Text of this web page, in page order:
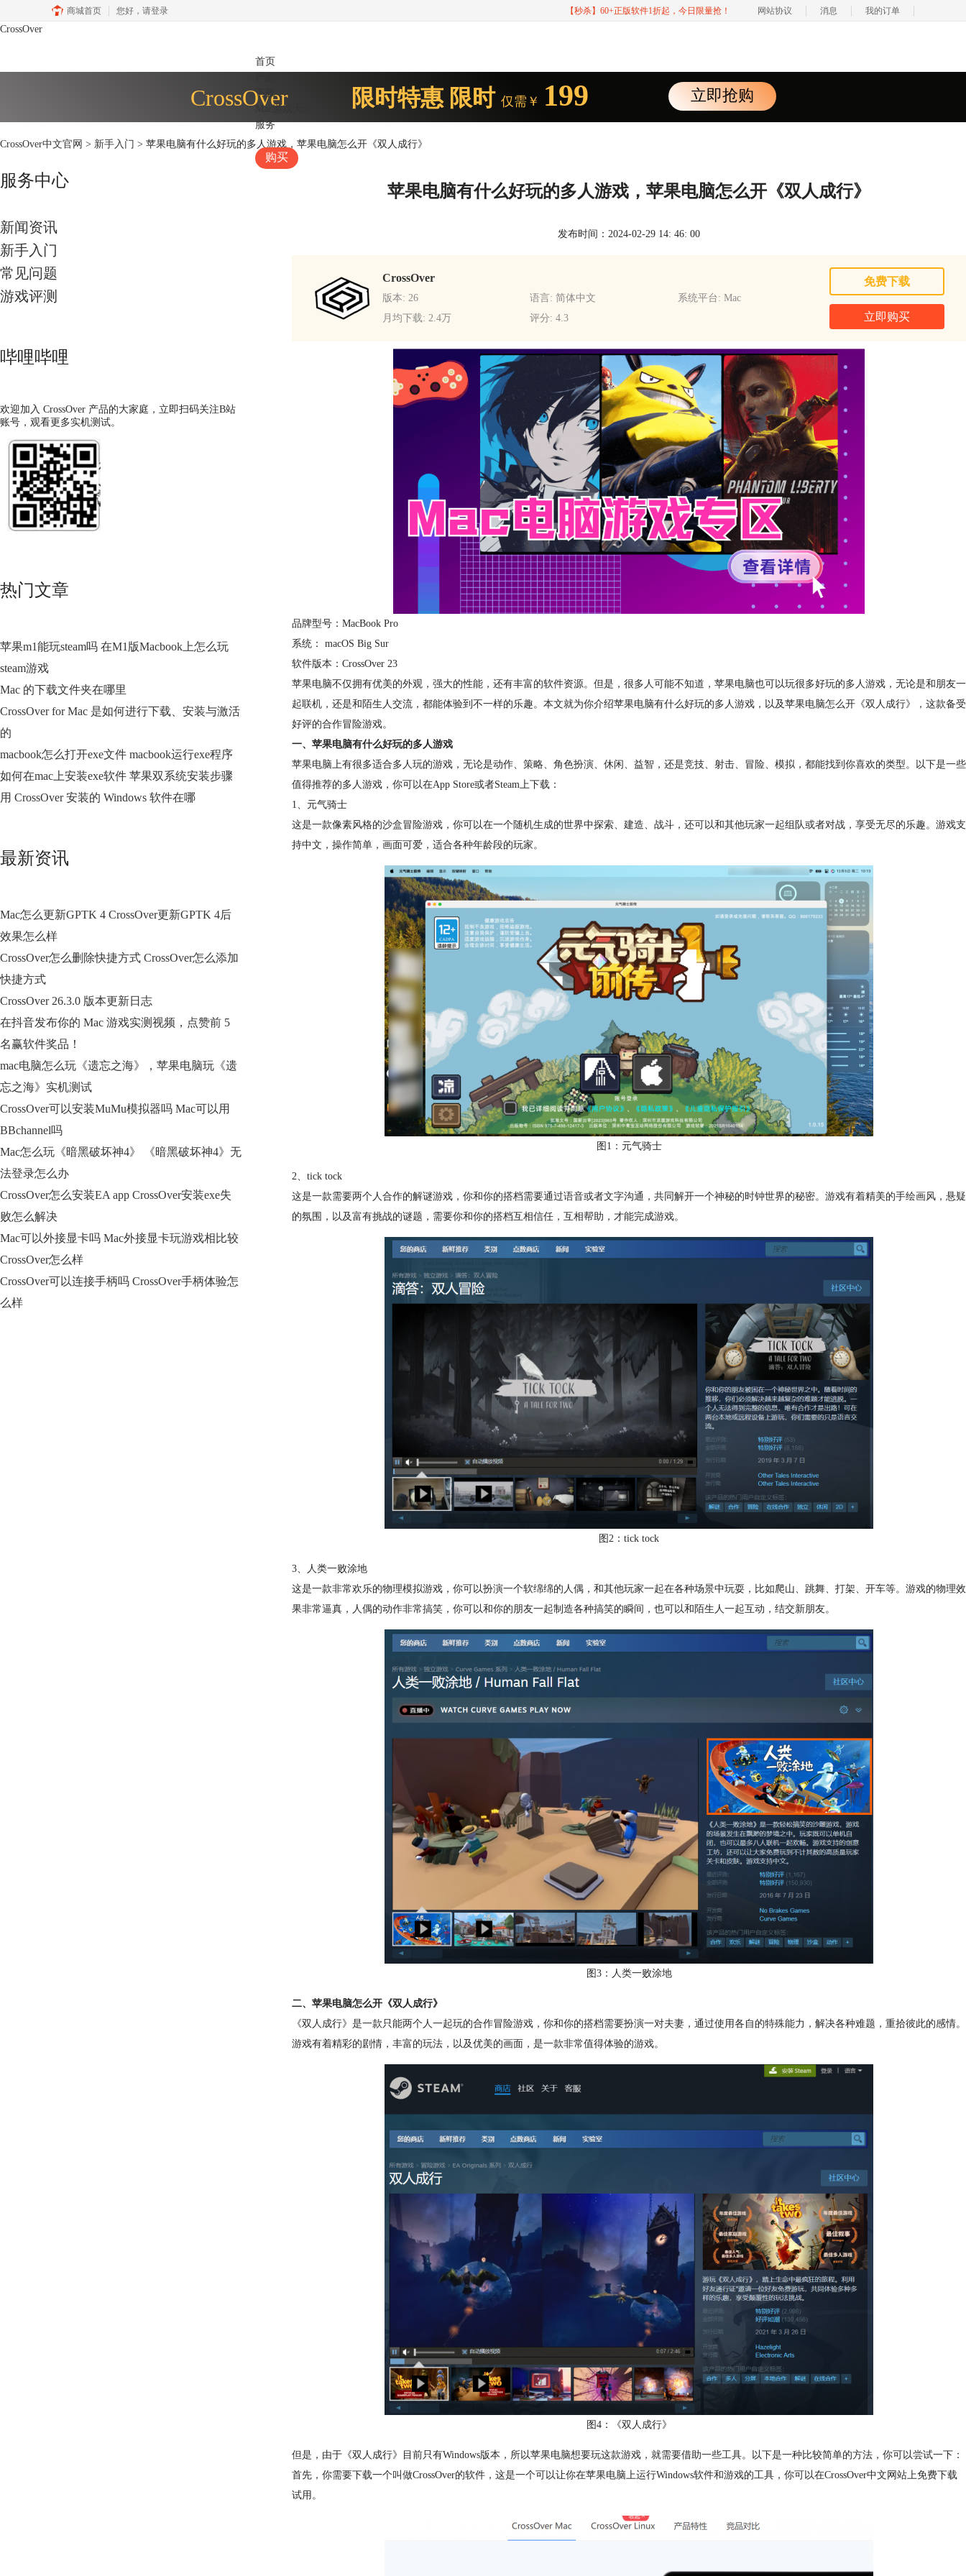
商城首页 您好， 请登录 【秒杀】60+正版软件1折起，今日限量抢！ 网站协议 消息 我的订单
CrossOver
首页
下载
Mac游戏大全
服务
购买
CrossOver 限时特惠 限时 仅需￥ 199 立即抢购
CrossOver中文官网 > 新手入门 > 苹果电脑有什么好玩的多人游戏，苹果电脑怎么开《双人成行》
服务中心
新闻资讯
新手入门
常见问题
游戏评测
哔哩哔哩
欢迎加入 CrossOver 产品的大家庭，立即扫码关注B站
账号，观看更多实机测试。
热门文章
苹果m1能玩steam吗 在M1版Macbook上怎么玩
steam游戏
Mac 的下载文件夹在哪里
CrossOver for Mac 是如何进行下载、安装与激活
的
macbook怎么打开exe文件 macbook运行exe程序
如何在mac上安装exe软件 苹果双系统安装步骤
用 CrossOver 安装的 Windows 软件在哪
最新资讯
Mac怎么更新GPTK 4 CrossOver更新GPTK 4后
效果怎么样
CrossOver怎么删除快捷方式 CrossOver怎么添加
快捷方式
CrossOver 26.3.0 版本更新日志
在抖音发布你的 Mac 游戏实测视频，点赞前 5
名赢软件奖品！
mac电脑怎么玩《遗忘之海》，苹果电脑玩《遗
忘之海》实机测试
CrossOver可以安装MuMu模拟器吗 Mac可以用
BBchannel吗
Mac怎么玩《暗黑破坏神4》 《暗黑破坏神4》无
法登录怎么办
CrossOver怎么安装EA app CrossOver安装exe失
败怎么解决
Mac可以外接显卡吗 Mac外接显卡玩游戏相比较
CrossOver怎么样
CrossOver可以连接手柄吗 CrossOver手柄体验怎
么样
苹果电脑有什么好玩的多人游戏，苹果电脑怎么开《双人成行》
发布时间：2024-02-29 14: 46: 00
CrossOver
版本: 26 语言: 简体中文
系统平台: Mac
月均下载: 2.4万
评分: 4.3
免费下载
立即购买
品牌型号：MacBook Pro
系统： macOS Big Sur
软件版本：CrossOver 23
苹果电脑不仅拥有优美的外观，强大的性能，还有丰富的软件资源。但是，很多人可能不知道，苹果电脑也可以玩很多好玩的多人游戏，无论是和朋友一
起联机，还是和陌生人交流，都能体验到不一样的乐趣。本文就为你介绍苹果电脑有什么好玩的多人游戏，以及苹果电脑怎么开《双人成行》，这款备受
好评的合作冒险游戏。
一、苹果电脑有什么好玩的多人游戏
苹果电脑上有很多适合多人玩的游戏，无论是动作、策略、角色扮演、休闲、益智，还是竞技、射击、冒险、模拟，都能找到你喜欢的类型。以下是一些
值得推荐的多人游戏，你可以在App Store或者Steam上下载：
1、元气骑士
这是一款像素风格的沙盒冒险游戏，你可以在一个随机生成的世界中探索、建造、战斗，还可以和其他玩家一起组队或者对战，享受无尽的乐趣。游戏支
持中文，操作简单，画面可爱，适合各种年龄段的玩家。
图1：元气骑士
2、tick tock
这是一款需要两个人合作的解谜游戏，你和你的搭档需要通过语音或者文字沟通，共同解开一个神秘的时钟世界的秘密。游戏有着精美的手绘画风，悬疑
的氛围，以及富有挑战的谜题，需要你和你的搭档互相信任，互相帮助，才能完成游戏。
图2：tick tock
3、人类一败涂地
这是一款非常欢乐的物理模拟游戏，你可以扮演一个软绵绵的人偶，和其他玩家一起在各种场景中玩耍，比如爬山、跳舞、打架、开车等。游戏的物理效
果非常逼真，人偶的动作非常搞笑，你可以和你的朋友一起制造各种搞笑的瞬间，也可以和陌生人一起互动，结交新朋友。
图3：人类一败涂地
二、苹果电脑怎么开《双人成行》
《双人成行》是一款只能两个人一起玩的合作冒险游戏，你和你的搭档需要扮演一对夫妻，通过使用各自的特殊能力，解决各种难题，重拾彼此的感情。
游戏有着精彩的剧情，丰富的玩法，以及优美的画面，是一款非常值得体验的游戏。
图4：《双人成行》
但是，由于《双人成行》目前只有Windows版本，所以苹果电脑想要玩这款游戏，就需要借助一些工具。以下是一种比较简单的方法，你可以尝试一下：
首先，你需要下载一个叫做CrossOver的软件，这是一个可以让你在苹果电脑上运行Windows软件和游戏的工具，你可以在CrossOver中文网站上免费下载
试用。